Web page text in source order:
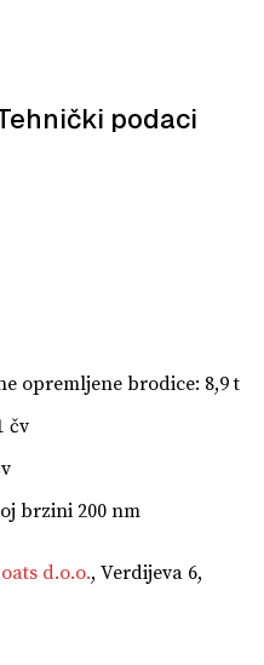
podaci
opremljene brodice: 8,9 t
čv
brzini 200 nm
d.o.o., Verdijeva 6,